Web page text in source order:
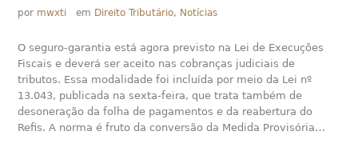
por mwxti em Direito Tributário, Notícias
O seguro-garantia está agora previsto na Lei de Execuções
Fiscais e deverá ser aceito nas cobranças judiciais de
tributos. Essa modalidade foi incluída por meio da Lei nº
13.043, publicada na sexta-feira, que trata também de
desoneração da folha de pagamentos e da reabertura do
Refis. A norma é fruto da conversão da Medida Provisória…